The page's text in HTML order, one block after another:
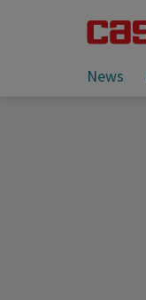
News
Sie lesen: